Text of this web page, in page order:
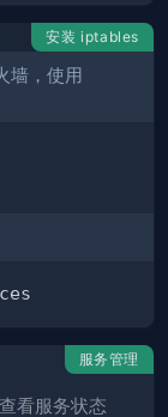
安装 iptables
墙，使用
服务管理
看服务状态